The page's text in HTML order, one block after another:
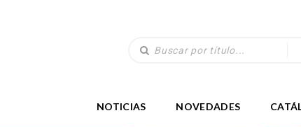
NOTICIAS NOVEDADES